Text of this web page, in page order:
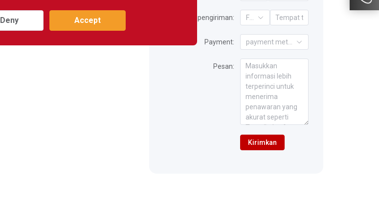
Deny Accept Ketentuan pengiriman:
Payment:
Pesan:
Kirimkan